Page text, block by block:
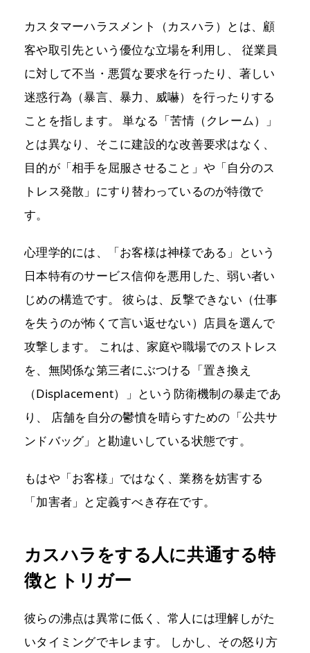
カスタマーハラスメント（カスハラ）とは、顧
客や取引先という優位な立場を利用し、 従業員
に対して不当・悪質な要求を行ったり、著しい
迷惑行為（暴言、暴力、威嚇）を行ったりする
ことを指します。 単なる「苦情（クレーム）」
とは異なり、そこに建設的な改善要求はなく、
目的が「相手を屈服させること」や「自分のス
トレス発散」にすり替わっているのが特徴で
す。
心理学的には、「お客様は神様である」という
日本特有のサービス信仰を悪用した、弱い者い
じめの構造です。 彼らは、反撃できない（仕事
を失うのが怖くて言い返せない）店員を選んで
攻撃します。 これは、家庭や職場でのストレス
を、無関係な第三者にぶつける「置き換え
（Displacement）」という防衛機制の暴走であ
り、 店舗を自分の鬱憤を晴らすための「公共サ
ンドバッグ」と勘違いしている状態です。
もはや「お客様」ではなく、業務を妨害する
「加害者」と定義すべき存在です。
カスハラをする人に共通する特
徴とトリガー
彼らの沸点は異常に低く、常人には理解しがた
いタイミングでキレます。 しかし、その怒り方